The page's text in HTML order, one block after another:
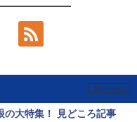
の大特集！ 見どころ記事